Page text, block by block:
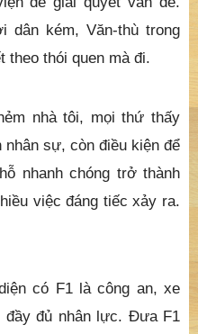
kém, Văn-thù trong
theo thói quen mà đi.
nhà tôi, mọi thứ thấy
sự, còn điều kiện để
nhanh chóng trở thành
việc đáng tiếc xảy ra.
có F1 là công an, xe
đủ nhân lực. Đưa F1